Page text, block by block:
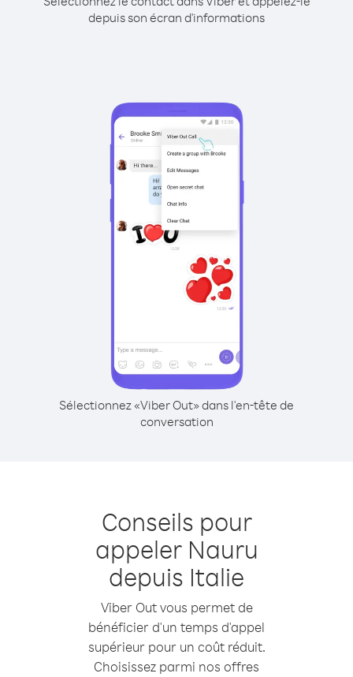
depuis son écran d'informations
Sélectionnez «Viber Out» dans l'en-tête de
conversation
Conseils pour
appeler Nauru
depuis Italie
Viber Out vous permet de
bénéficier d'un temps d'appel
supérieur pour un coût réduit.
Choisissez parmi nos offres